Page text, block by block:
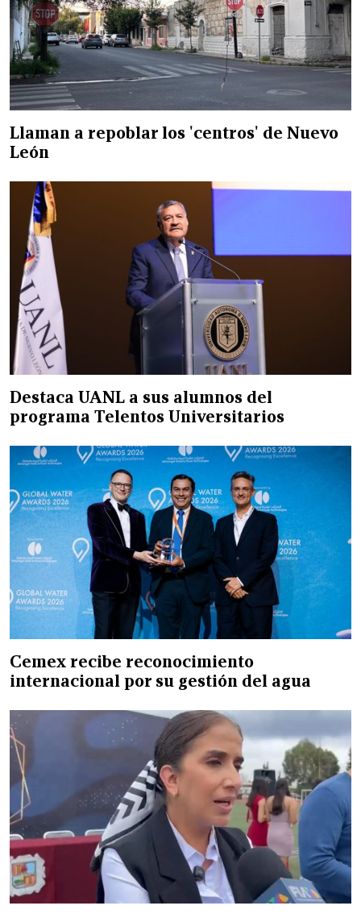
Llaman a repoblar los 'centros' de Nuevo
León
Destaca UANL a sus alumnos del
programa Telentos Universitarios
Cemex recibe reconocimiento
internacional por su gestión del agua